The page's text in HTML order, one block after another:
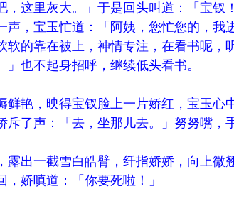
，这里灰大。」于是回头叫道：「宝钗！
声，宝玉忙道：「阿姨，您忙您的，我
软的靠在被上，神情专注，在看书呢，
」也不起身招呼，继续低头看书。
鲜艳，映得宝钗脸上一片娇红，宝玉心
斥了声：「去，坐那儿去。」努努嘴，
露出一截雪白皓臂，纤指娇娇，向上微
娇嗔道：「你要死啦！」